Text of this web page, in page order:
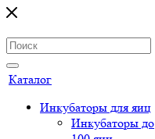
Каталог
Инкубаторы для яиц
Инкубаторы до